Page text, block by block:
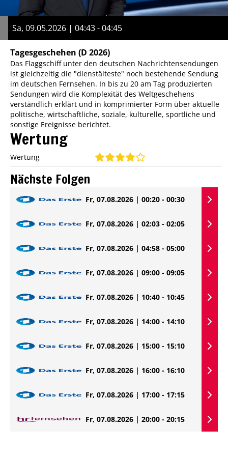
Sa, 09.05.2026 | 04:43 - 04:45
Tagesgeschehen (D 2026)
Das Flaggschiff unter den deutschen Nachrichtensendungen
ist gleichzeitig die "dienstälteste" noch bestehende Sendung
im deutschen Fernsehen. In bis zu 20 am Tag produzierten
Sendungen wird die Komplexität des Weltgeschehens
verständlich erklärt und in komprimierter Form über aktuelle
politische, wirtschaftliche, soziale, kulturelle, sportliche und
sonstige Ereignisse berichtet.
Wertung
Wertung
Nächste Folgen
Fr, 07.08.2026 | 00:20 - 00:30
Fr, 07.08.2026 | 02:03 - 02:05
Fr, 07.08.2026 | 04:58 - 05:00
Fr, 07.08.2026 | 09:00 - 09:05
Fr, 07.08.2026 | 10:40 - 10:45
Fr, 07.08.2026 | 14:00 - 14:10
Fr, 07.08.2026 | 15:00 - 15:10
Fr, 07.08.2026 | 16:00 - 16:10
Fr, 07.08.2026 | 17:00 - 17:15
Fr, 07.08.2026 | 20:00 - 20:15